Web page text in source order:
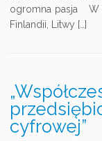
ogromna pasja W
Finlandii, Litwy […]
cyfrowej”